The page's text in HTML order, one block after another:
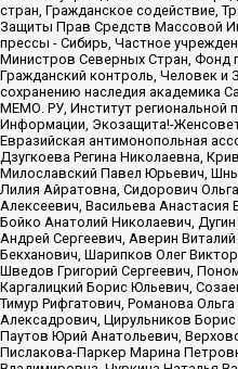
стран, Гражданское содействие,
Защиты Прав Средств Массовой
прессы - Сибирь, Частное
Министров Северных Стран, Фонд
Гражданский контроль, Человек и
сохранению наследия академика
МЕМО. РУ, Институт региональной
Информации, Экозащита!-
Евразийская антимонопольная
Дзугкоева Регина Николаевна,
Милославский Павел Юрьевич,
Лилия Айратовна, Сидорович
Алексеевич, Васильева Анастасия
Бойко Анатолий Николаевич,
Андрей Сергеевич, Аверин
Бекханович, Шарипков Олег
Шведов Григорий Сергеевич,
Каргалицкий Борис Юльевич,
Тимур Рифгатович, Романова
Алексадрович, Цирульников
Паутов Юрий Анатольевич,
Пислакова-Паркер Марина